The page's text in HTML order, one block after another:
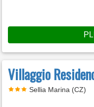
Villaggio
Sellia Marina (CZ)